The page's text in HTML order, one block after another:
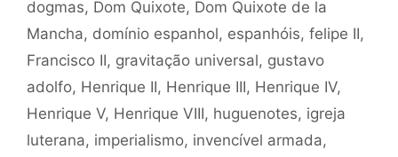
dogmas, Dom Quixote, Dom Quixote de la
Mancha, domínio espanhol, espanhóis, felipe II,
Francisco II, gravitação universal, gustavo
adolfo, Henrique II, Henrique III, Henrique IV,
Henrique V, Henrique VIII, huguenotes, igreja
luterana, imperialismo, invencível armada,